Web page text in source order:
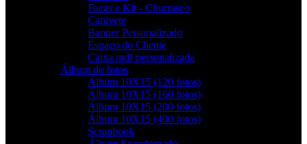
Facas e Kit - Churrasco
Canivete
Banner Personalizado
Espaço do Cliente
Caixa mdf personalizada
Álbum de fotos
Álbum 10X15 (120 fotos)
Álbum 10X15 (160 fotos)
Álbum 10X15 (200 fotos)
Álbum 10X15 (400 fotos)
Scrapbook